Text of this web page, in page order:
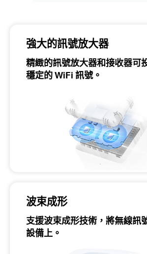
強大的訊號放大器
精緻的訊號放大器和接收器可
穩定的 WiFi 訊號。
波束成形
支援波束成形技術，將無線訊
設備上。